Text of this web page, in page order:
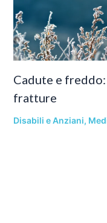
Cadute e
fratture
Disabili e Anziani,